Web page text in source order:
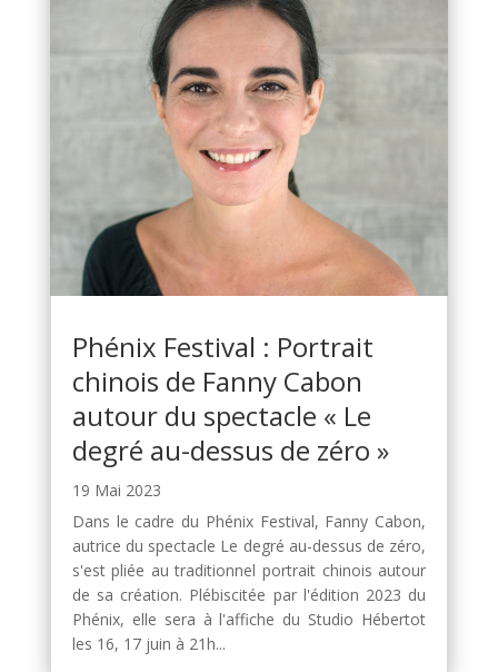
Phénix Festival : Portrait
chinois de Fanny Cabon
autour du spectacle « Le
degré au-dessus de zéro »
19 Mai 2023
Dans le cadre du Phénix Festival, Fanny Cabon,
autrice du spectacle Le degré au-dessus de zéro,
s'est pliée au traditionnel portrait chinois autour
de sa création. Plébiscitée par l'édition 2023 du
Phénix, elle sera à l'affiche du Studio Hébertot
les 16, 17 juin à 21h...